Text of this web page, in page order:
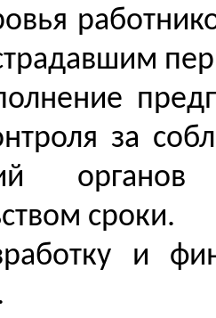
за
сроки.
и